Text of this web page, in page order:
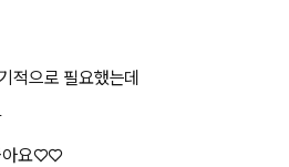
적으로 필요했는데
아요♡♡